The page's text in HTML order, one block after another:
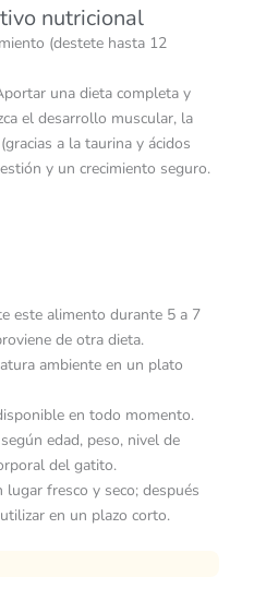
nutricional
(destete hasta 12
una dieta completa y
el desarrollo muscular, la
a la taurina y ácidos
y un crecimiento seguro.
este alimento durante 5 a 7
de otra dieta.
ambiente en un plato
en todo momento.
edad, peso, nivel de
del gatito.
lugar fresco y seco; después
en un plazo corto.